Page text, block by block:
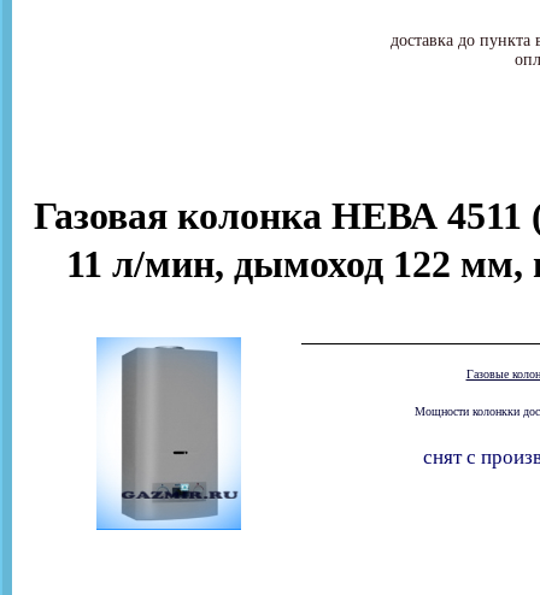
доставка до
Газовая колонка НЕВА 4511
11 л/мин, дымоход 122 мм,
Газовые
Мощности колонкки
снят с